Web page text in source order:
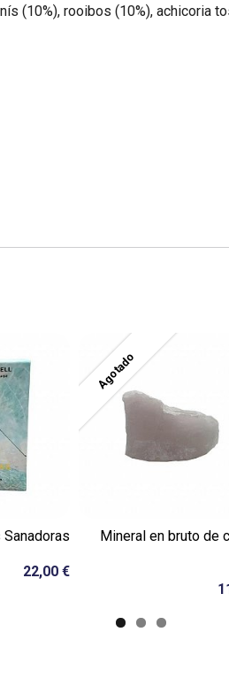
(10%), rooibos (10%), achicoria
22,00 €
Agotado
Mineral en bruto de